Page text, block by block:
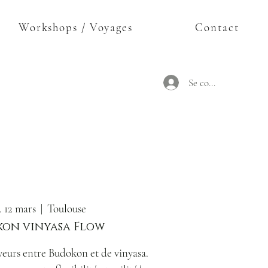
Se connecter
Workshops / Voyages Contact
12 mars
  |
Toulouse
vinyasa Flow
entre Budokon et de vinyasa.